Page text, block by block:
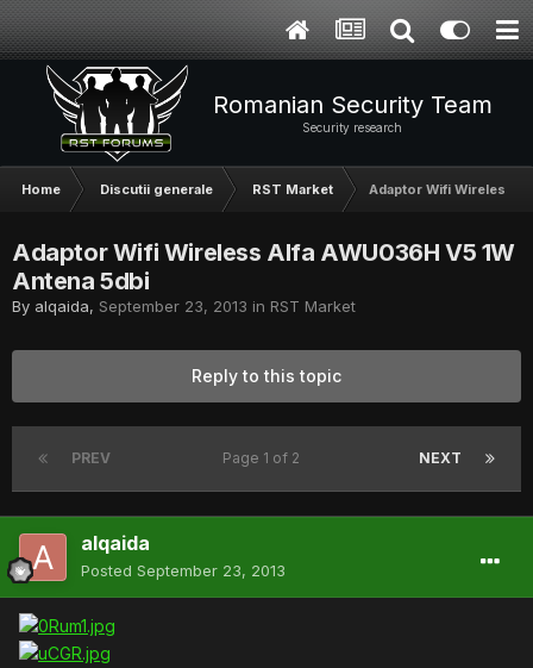
Romanian Security Team
Security research
Home Discutii generale RST Market Adaptor Wifi Wireless
Adaptor Wifi Wireless Alfa AWU036H V5 1W
Antena 5dbi
By alqaida, September 23, 2013 in RST Market
Reply to this topic
PREV NEXT
Page 1 of 2
alqaida
Posted September 23, 2013